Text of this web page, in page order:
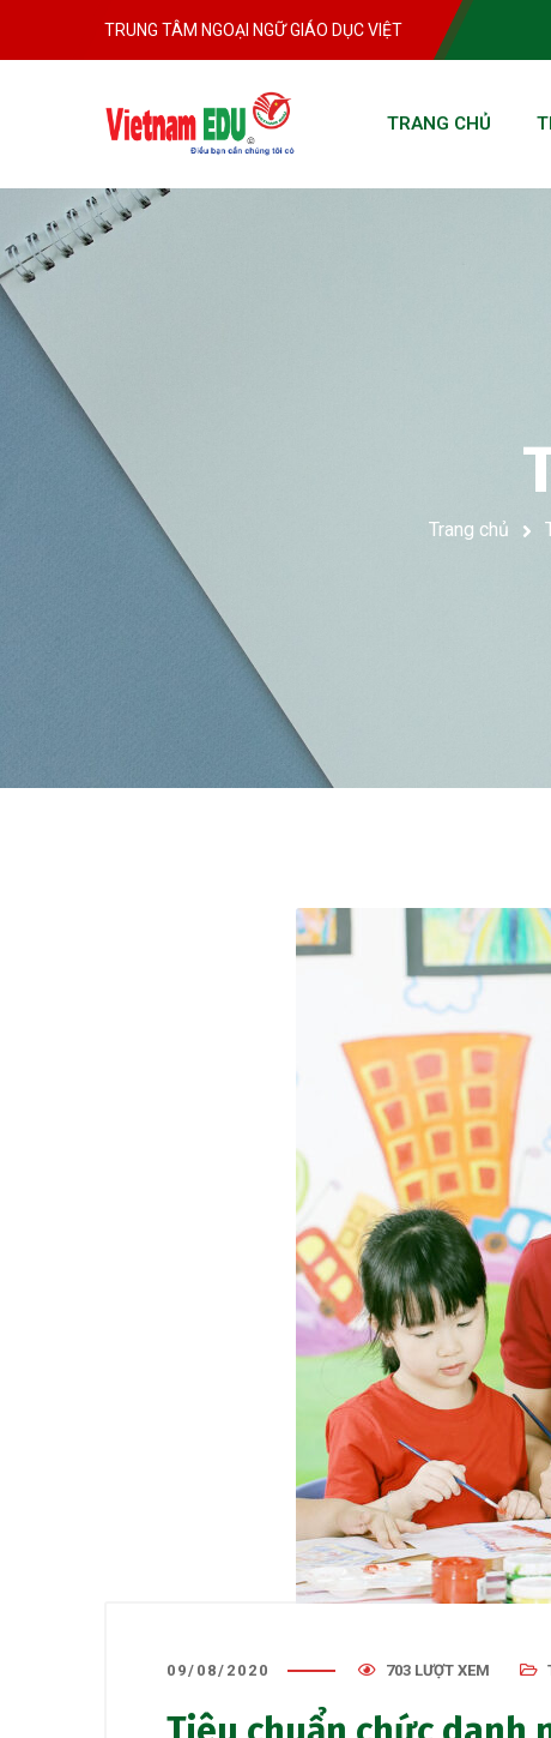
TRUNG TÂM NGOẠI NGỮ GIÁO DỤC VIỆT
TRANG CHỦ
Trang chủ
09/08/2020 703 LƯỢT XEM